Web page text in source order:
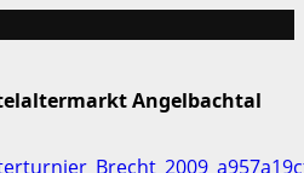
Angelbachtal